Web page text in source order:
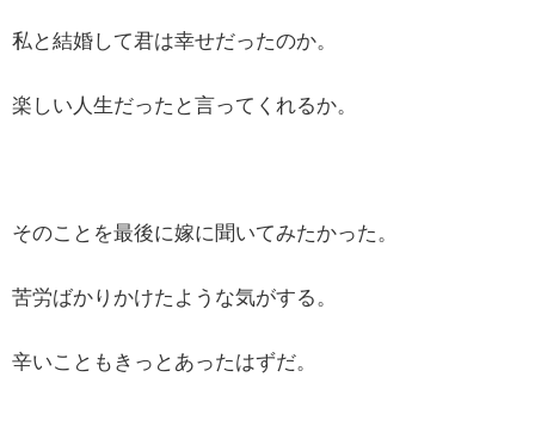
私と結婚して君は幸せだったのか。
楽しい人生だったと言ってくれるか。
そのことを最後に嫁に聞いてみたかった。
苦労ばかりかけたような気がする。
辛いこともきっとあったはずだ。